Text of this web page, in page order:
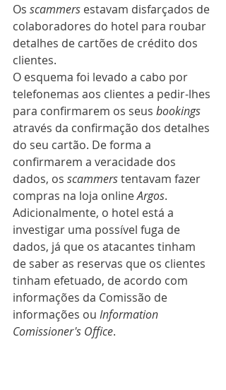
Os scammers estavam disfarçados de
colaboradores do hotel para roubar
detalhes de cartões de crédito dos
clientes.
O esquema foi levado a cabo por
telefonemas aos clientes a pedir-lhes
para confirmarem os seus bookings
através da confirmação dos detalhes
do seu cartão. De forma a
confirmarem a veracidade dos
dados, os scammers tentavam fazer
compras na loja online Argos.
Adicionalmente, o hotel está a
investigar uma possível fuga de
dados, já que os atacantes tinham
de saber as reservas que os clientes
tinham efetuado, de acordo com
informações da Comissão de
informações ou Information
Comissioner's Office.